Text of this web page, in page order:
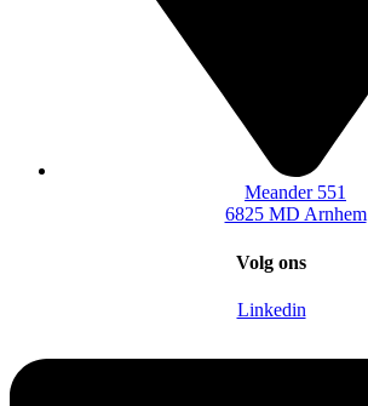
Meander 551
6825 MD Arnhem
Volg ons
Linkedin